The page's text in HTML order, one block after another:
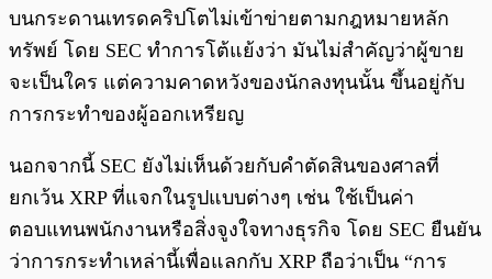
บนกระดานเทรดคริปโตไม่เข้าข่ายตามกฎหมายหลัก
ทรัพย์ โดย SEC ทำการโต้แย้งว่า มันไม่สำคัญว่าผู้ขาย
จะเป็นใคร แต่ความคาดหวังของนักลงทุนนั้น ขึ้นอยู่กับ
การกระทำของผู้ออกเหรียญ
นอกจากนี้ SEC ยังไม่เห็นด้วยกับคำตัดสินของศาลที่
ยกเว้น XRP ที่แจกในรูปแบบต่างๆ เช่น ใช้เป็นค่า
ตอบแทนพนักงานหรือสิ่งจูงใจทางธุรกิจ โดย SEC ยืนยัน
ว่าการกระทำเหล่านี้เพื่อแลกกับ XRP ถือว่าเป็น “การ